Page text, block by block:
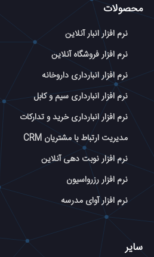
محصولات
نرم افزار انبار آنلاین
نرم افزار فروشگاه آنلاین
نرم افزار انبارداری داروخانه
نرم افزار انبارداری سیم و کابل
نرم افزار انبارداری خرید و تدارکات
مدیریت ارتباط با مشتریان CRM
نرم افزار نوبت دهی آنلاین
نرم افزار رزرواسیون
نرم افزار آوای مدرسه
سایر